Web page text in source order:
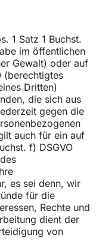
1 Satz 1 Buchst.
im öffentlichen
Gewalt) oder auf
(berechtigtes
Dritten)
die sich aus
gegen die
auch für ein auf
f) DSGVO
es sei denn, wir
für die
Rechte und
dient der
von